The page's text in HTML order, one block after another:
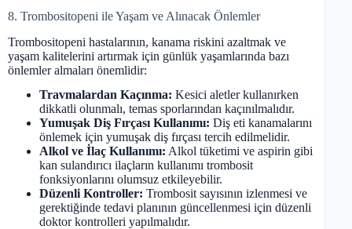
8. Trombositopeni ile Yaşam ve Alınacak Önlemler
Trombositopeni hastalarının, kanama riskini azaltmak ve
yaşam kalitelerini artırmak için günlük yaşamlarında bazı
önlemler almaları önemlidir:
Travmalardan Kaçınma: Kesici aletler kullanırken
dikkatli olunmalı, temas sporlarından kaçınılmalıdır.
Yumuşak Diş Fırçası Kullanımı: Diş eti kanamalarını
önlemek için yumuşak diş fırçası tercih edilmelidir.
Alkol ve İlaç Kullanımı: Alkol tüketimi ve aspirin gibi
kan sulandırıcı ilaçların kullanımı trombosit
fonksiyonlarını olumsuz etkileyebilir.
Düzenli Kontroller: Trombosit sayısının izlenmesi ve
gerektiğinde tedavi planının güncellenmesi için düzenli
doktor kontrolleri yapılmalıdır.